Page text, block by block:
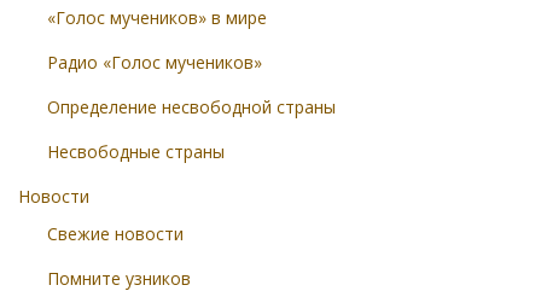
«Голос мучеников» в мире
Радио «Голос мучеников»
Определение несвободной страны
Несвободные страны
Новости
Свежие новости
Помните узников